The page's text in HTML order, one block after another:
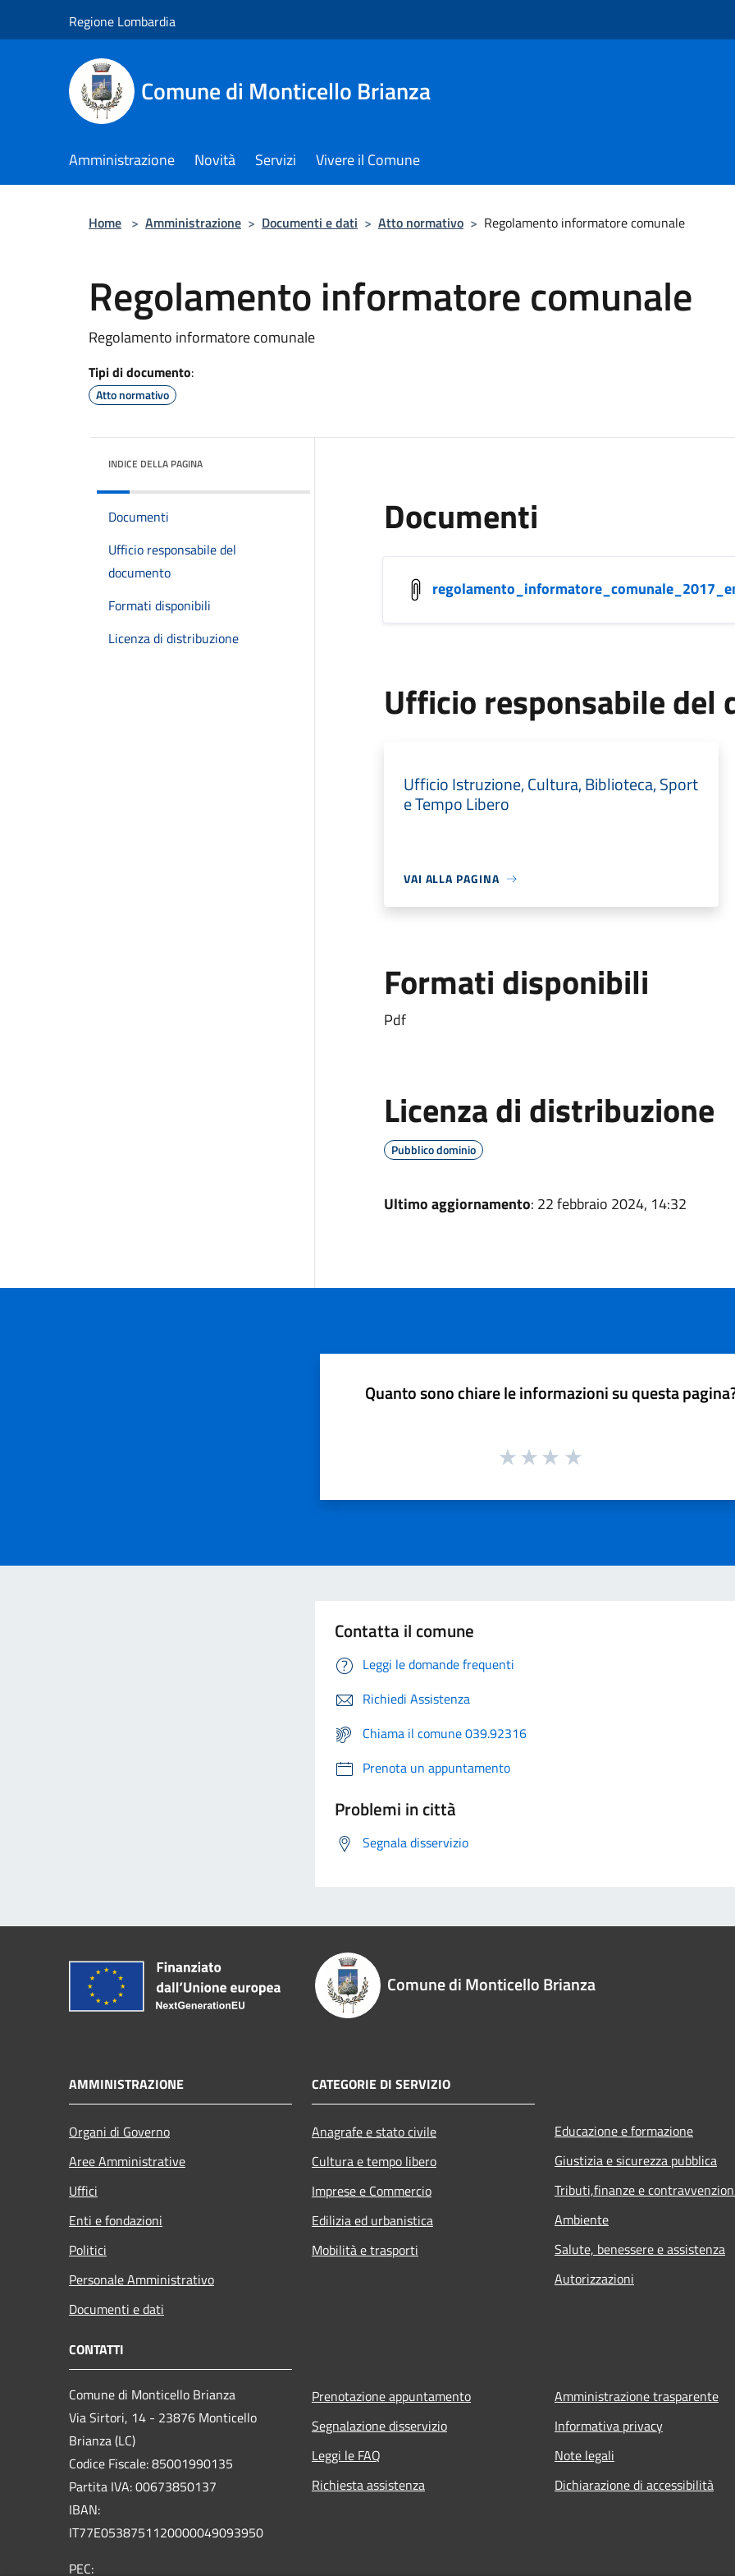
Regione Lombardia
Comune di Monticello Brianza
Amministrazione Novità Servizi Vivere il Comune
Home > Amministrazione > Documenti e dati > Atto normativo > Regolamento informatore comunale
Regolamento informatore comunale
Regolamento informatore comunale
Tipi di documento:
Atto normativo
INDICE DELLA PAGINA
Documenti
Ufficio responsabile del
documento
Formati disponibili
Licenza di distribuzione
Documenti
Ufficio responsabile del
Ufficio Istruzione, Cultura, Biblioteca, Sport
e Tempo Libero
VAI ALLA PAGINA
Formati disponibili
Pdf
Licenza di distribuzione
Pubblico dominio
Ultimo aggiornamento: 22 febbraio 2024, 14:32
Quanto sono chiare le informazioni su questa
Contatta il comune
Leggi le domande frequenti
Richiedi Assistenza
Chiama il comune 039.92316
Prenota un appuntamento
Problemi in città
Segnala disservizio
Comune di Monticello Brianza
AMMINISTRAZIONE
Organi di Governo
Aree Amministrative
Uffici
Enti e fondazioni
Politici
Personale Amministrativo
Documenti e dati
CATEGORIE DI SERVIZIO
Anagrafe e stato civile
Cultura e tempo libero
Imprese e Commercio
Edilizia ed urbanistica
Mobilità e trasporti
Educazione e formazione
Giustizia e sicurezza pubblica
Tributi,finanze e
Ambiente
Salute, benessere e assistenza
Autorizzazioni
CONTATTI
Comune di Monticello Brianza
Via Sirtori, 14 - 23876 Monticello
Brianza (LC)
Codice Fiscale: 85001990135
Partita IVA: 00673850137
IBAN:
IT77E0538751120000049093950
PEC:
Prenotazione appuntamento
Segnalazione disservizio
Leggi le FAQ
Richiesta assistenza
Amministrazione trasparente
Informativa privacy
Note legali
Dichiarazione di accessibilità